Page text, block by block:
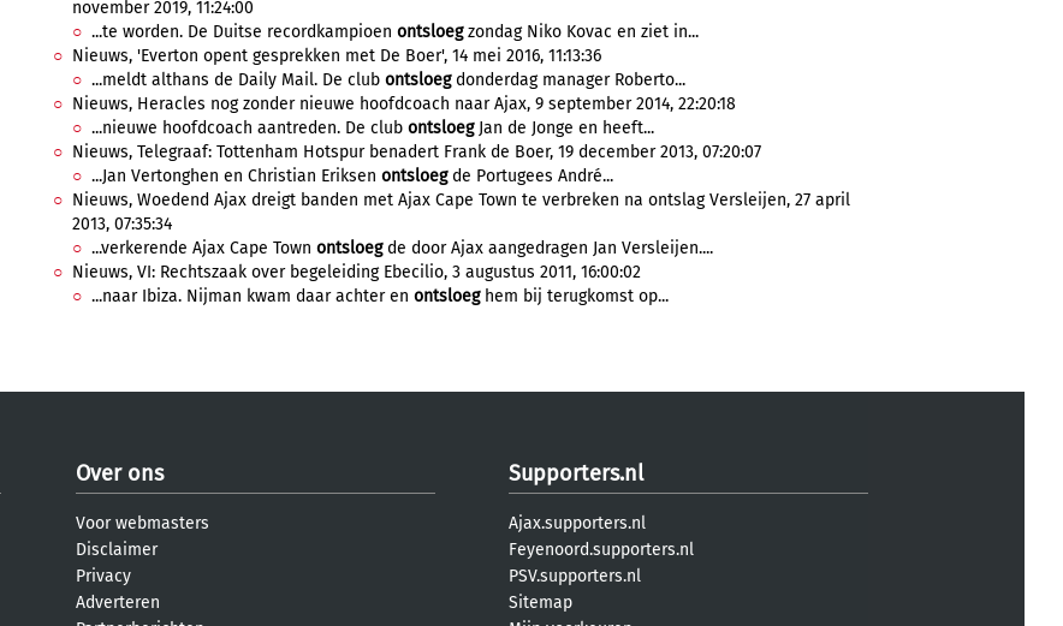
november 2019, 11:24:00
...te worden. De Duitse recordkampioen ontsloegzondag Niko Kovac en ziet in...
Nieuws, 'Everton opent gesprekken met De Boer', 14 mei 2016, 11:13:36
...meldt althans de Daily Mail. De club ontsloegdonderdag manager Roberto...
Nieuws, Heracles nog zonder nieuwe hoofdcoach naar Ajax, 9 september 2014, 22:20:18
...nieuwe hoofdcoach aantreden. De club ontsloegJan de Jonge en heeft...
Nieuws, Telegraaf: Tottenham Hotspur benadert Frank de Boer, 19 december 2013, 07:20:07
...Jan Vertonghen en Christian Eriksen ontsloegde Portugees André...
Nieuws, Woedend Ajax dreigt banden met Ajax Cape Town te verbreken na ontslag Versleijen, 27 april
2013, 07:35:34
...verkerende Ajax Cape Town ontsloegde door Ajax aangedragen Jan Versleijen....
Nieuws, VI: Rechtszaak over begeleiding Ebecilio, 3 augustus 2011, 16:00:02
...naar Ibiza. Nijman kwam daar achter en ontsloeghem bij terugkomst op...
Over ons
Voor webmasters
Disclaimer
Privacy
Adverteren
Supporters.nl
Ajax.supporters.nl
Feyenoord.supporters.nl
PSV.supporters.nl
Sitemap